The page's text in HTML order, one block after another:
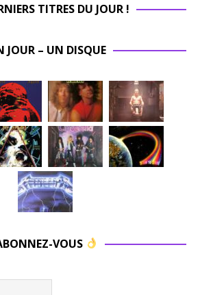
TITRES DU JOUR !
JOUR – UN DISQUE
VOUS